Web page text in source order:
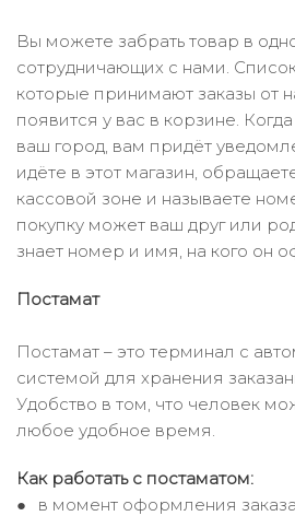
Вы можете забрать товар в
сотрудничающих с нами.
которые принимают заказы от
появится у вас в корзине.
ваш город, вам придёт
идёте в этот магазин,
кассовой зоне и называете
покупку может ваш друг или
знает номер и имя, на кого он
Постамат
Постамат – это терминал с
системой для хранения
Удобство в том, что человек
любое удобное время.
Как работать с постаматом:
в момент оформления